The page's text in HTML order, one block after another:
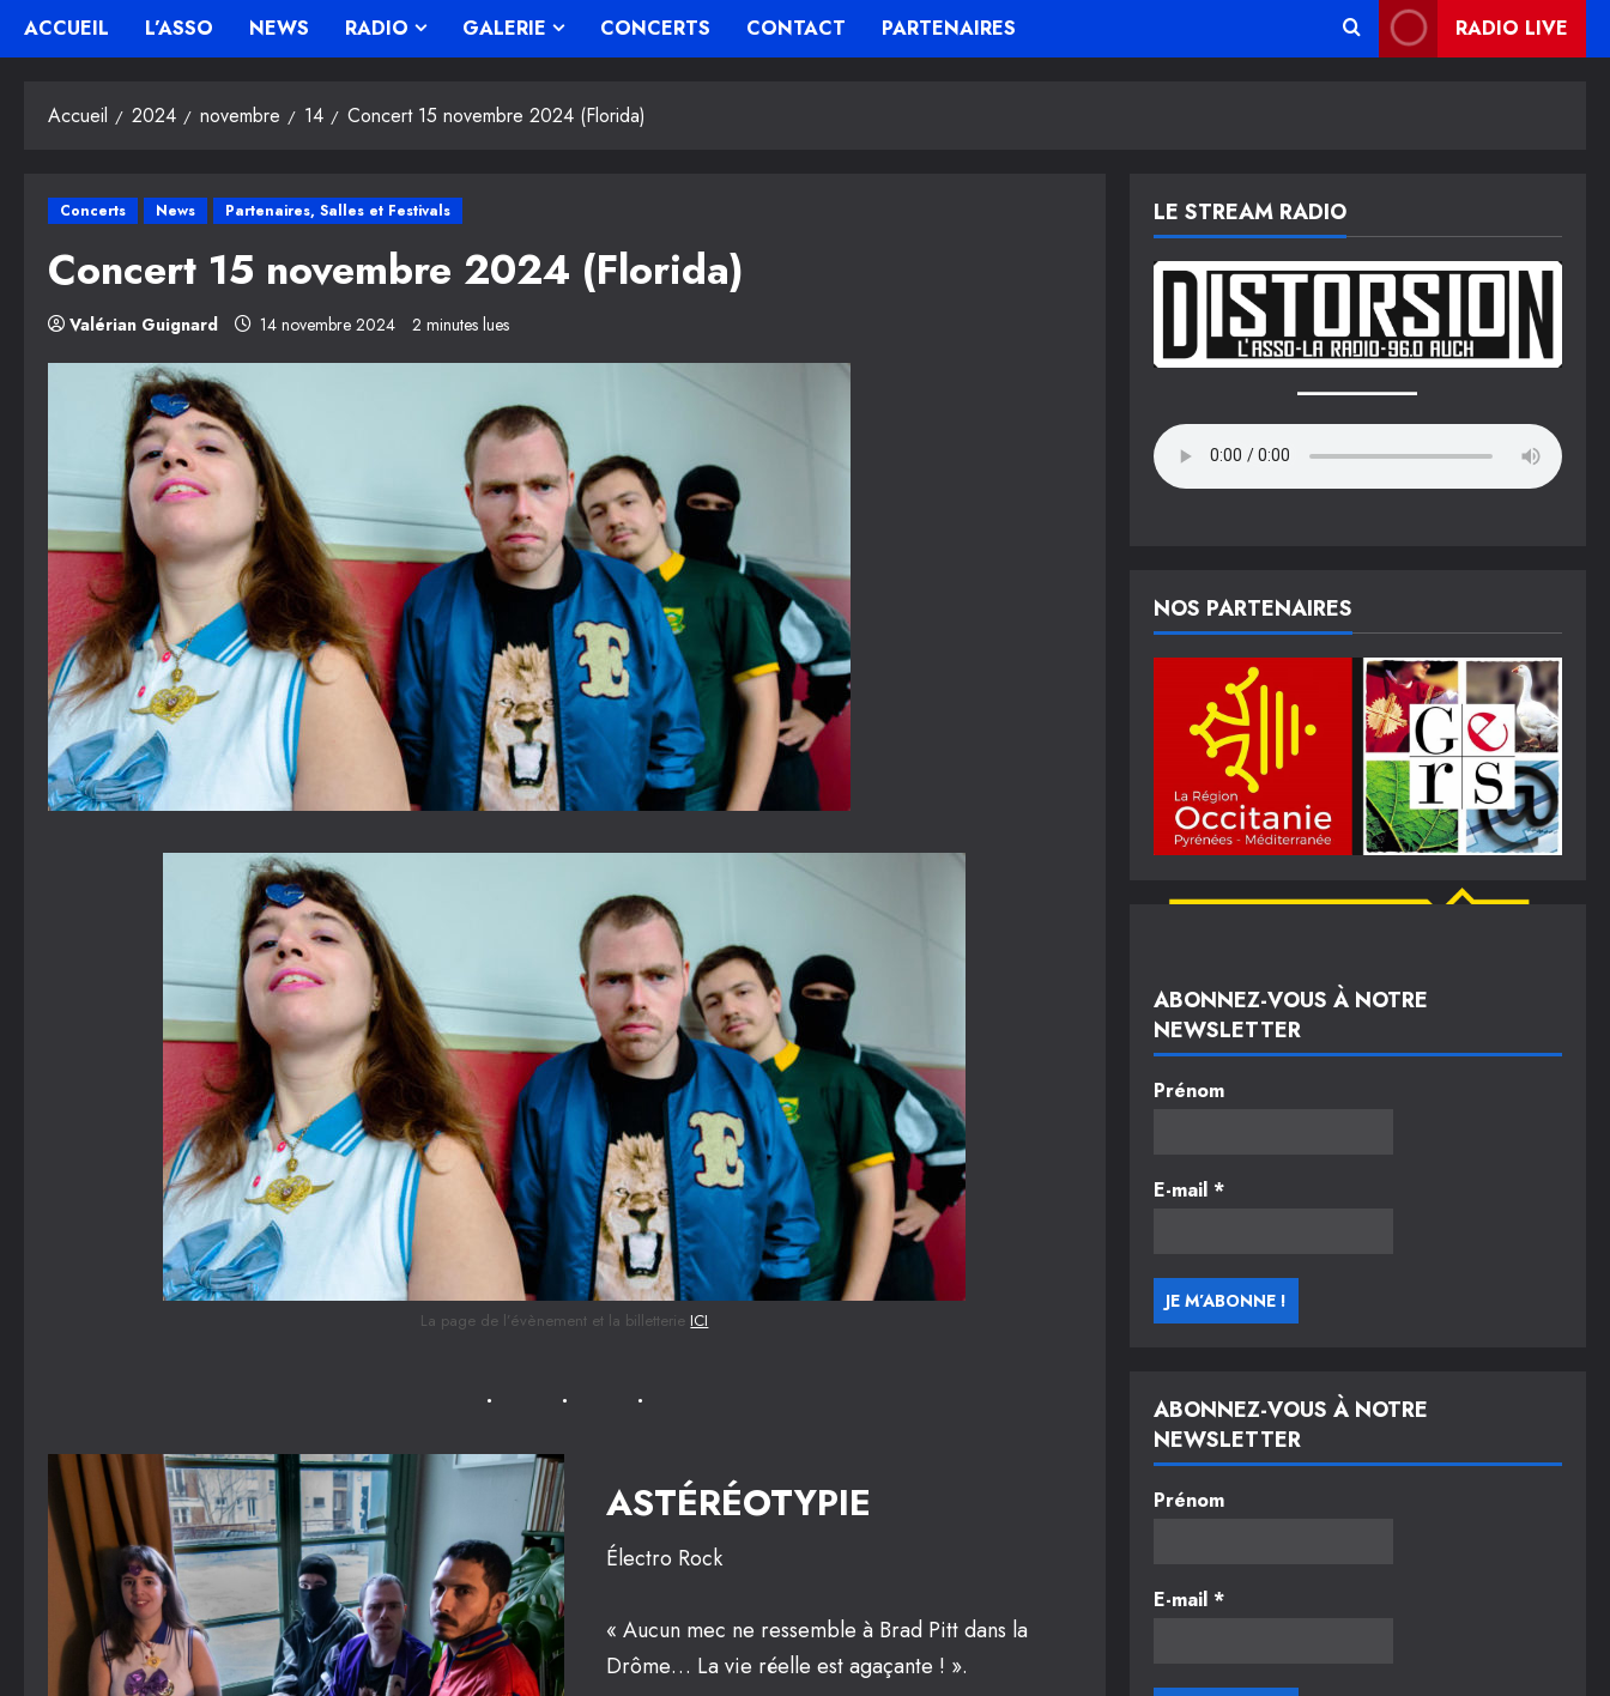
ACCUEIL L’ASSO NEWS RADIO GALERIE CONCERTS CONTACT PARTENAIRES RADIO LIVE
Accueil 2024 novembre 14 Concert 15 novembre 2024 (Florida)
Concerts News Partenaires, Salles et Festivals
Concert 15 novembre 2024 (Florida)
Valérian Guignard 14 novembre 2024 2 minutes lues
La page de l’évènement et la billetterie ICI
ASTÉRÉOTYPIE
Électro Rock
« Aucun mec ne ressemble à Brad Pitt dans la
Drôme… La vie réelle est agaçante ! ».
LE STREAM RADIO
NOS PARTENAIRES
ABONNEZ-VOUS À NOTRE
NEWSLETTER
Prénom
E-mail *
ABONNEZ-VOUS À NOTRE
NEWSLETTER
Prénom
E-mail *